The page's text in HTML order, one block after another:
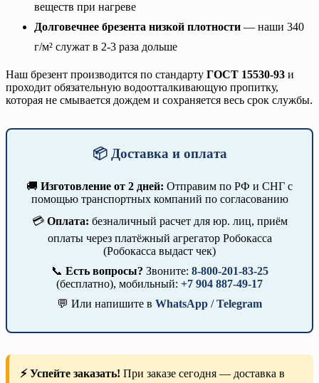
веществ при нагреве
Долговечнее брезента низкой плотности — наши 340
г/м² служат в 2-3 раза дольше
Наш брезент производится по стандарту ГОСТ 15530-93 и
проходит обязательную водоотталкивающую пропитку,
которая не смывается дождем и сохраняется весь срок службы.
📦 Доставка и оплата
🚚 Изготовление от 2 дней: Отправим по РФ и СНГ с
помощью транспортных компаний по согласованию
💳 Оплата: безналичный расчет для юр. лиц, приём
оплаты через платёжный агрегатор Робокасса
(Робокасса выдаст чек)
📞 Есть вопросы? Звоните: 8-800-201-83-25
(бесплатно), мобильный: +7 904 887-49-17
💬 Или напишите в WhatsApp /Telegram
⚡ Успейте заказать! При заказе сегодня — доставка в